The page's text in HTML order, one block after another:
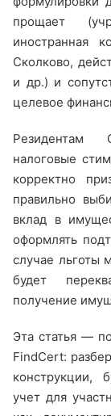
прощает
иностранная
Сколково,
и др.) и
целевое
Резидентам
налоговые
корректно
правильно
вклад в
оформлять
случае льготы
будет
получение
Эта статья —
FindCert:
конструкции,
учет для